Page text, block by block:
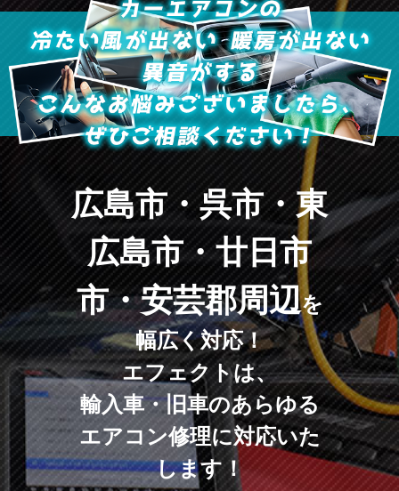
広島市・呉市・東
広島市・廿日市
市・安芸郡周辺を
幅広く対応！
エフェクトは、
輸入車・旧車のあらゆる
エアコン修理に対応いた
します！